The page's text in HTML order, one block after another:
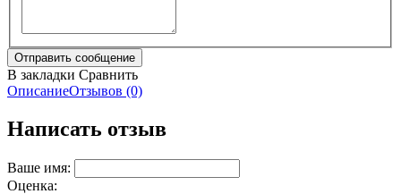
В закладки Сравнить
ОписаниеОтзывов (0)
Написать отзыв
Ваше имя:
Оценка: